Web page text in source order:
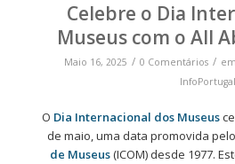
Celebre o Dia
Museus com o All
Maio 16, 2025 / 0 Comentários / em
InfoPortugal
O Dia Internacional dos Museus
de maio, uma data promovida pelo
de Museus(ICOM) desde 1977.